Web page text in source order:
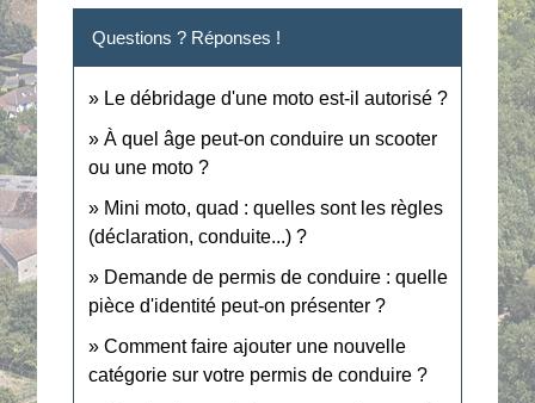
Questions ? Réponses !
Le débridage d'une moto est-il autorisé ?
À quel âge peut-on conduire un scooter
ou une moto ?
Mini moto, quad : quelles sont les règles
(déclaration, conduite...) ?
Demande de permis de conduire : quelle
pièce d'identité peut-on présenter ?
Comment faire ajouter une nouvelle
catégorie sur votre permis de conduire ?